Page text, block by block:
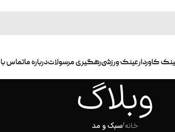
کاوردارعینک ورزشیرهگیری مرسولاتدرباره ماتماس با
وبلاگ
خانه/سبک و مد